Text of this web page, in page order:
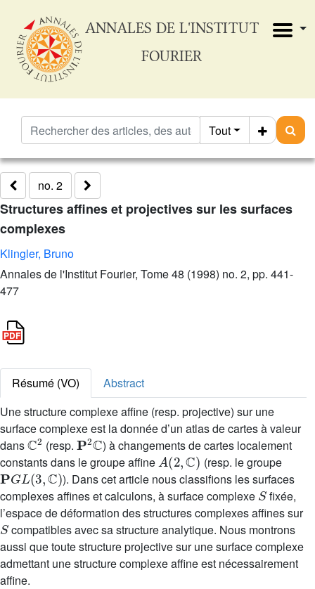
ANNALES DE L'INSTITUT
FOURIER
Tout
no. 2
Structures affines et projectives sur les surfaces
complexes
Klingler, Bruno
Annales de l'Institut Fourier, Tome 48 (1998) no. 2, pp. 441-
477
Résumé (VO)
Abstract
Une structure complexe affine (resp. projective) sur une
surface complexe est la donnée d’un atlas de cartes à valeur
dans
ℂ2
(resp.
P2ℂ
) à changements de cartes localement
constants dans le groupe affine
A(2,ℂ)
(resp. le groupe
PGL(3,ℂ)
). Dans cet article nous classifions les surfaces
complexes affines et calculons, à surface complexe
S
fixée,
l’espace de déformation des structures complexes affines sur
S
compatibles avec sa structure analytique. Nous montrons
aussi que toute structure projective sur une surface complexe
admettant une structure complexe affine est nécessairement
affine.